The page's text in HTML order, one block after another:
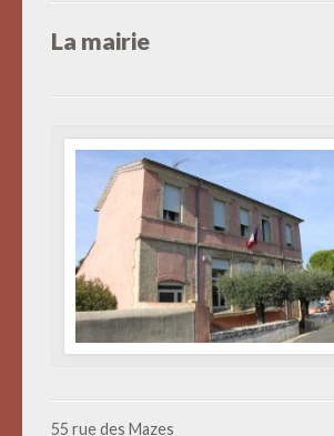
La mairie
55 rue des Mazes